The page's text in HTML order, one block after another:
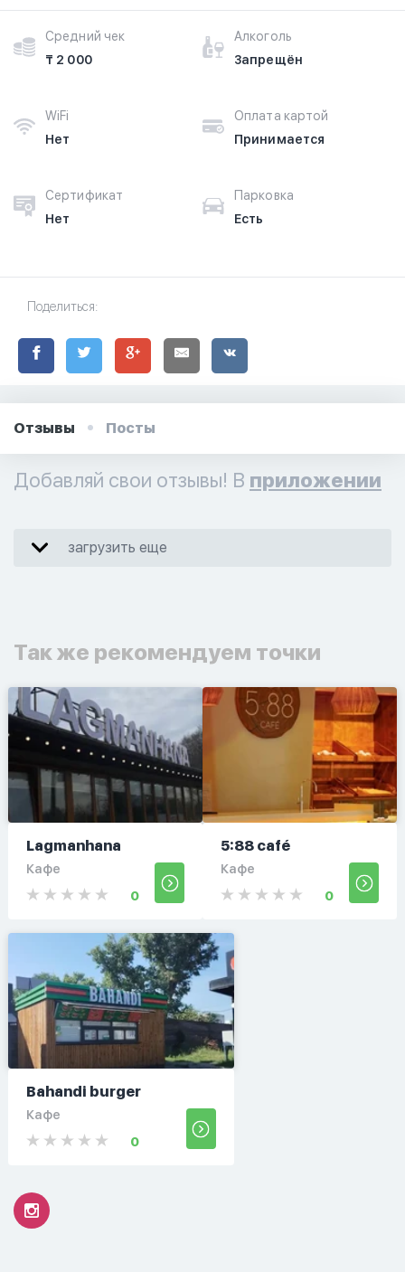
Средний чек
₸ 2 000
Алкоголь
Запрещён
WiFi
Нет
Оплата картой
Принимается
Сертификат
Нет
Парковка
Есть
Поделиться:
Отзывы Посты
Добавляй свои отзывы! В приложении
загрузить еще
Так же рекомендуем точки
Lagmanhana
Кафе
0
5:88 café
Кафе
0
Bahandi burger
Кафе
0